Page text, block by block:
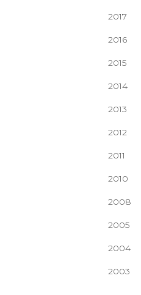
2017
2016
2015
2014
2013
2012
2011
2010
2008
2005
2004
2003